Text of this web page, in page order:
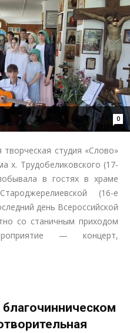
0
студия «Слово»
х. Трудобеликовского (17-
в гостях в храме
(16-е
день Всероссийской
со станичным приходом
— концерт,